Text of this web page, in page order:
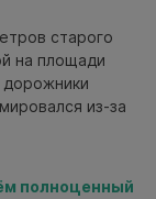
старого
на площади
из-за
полноценный